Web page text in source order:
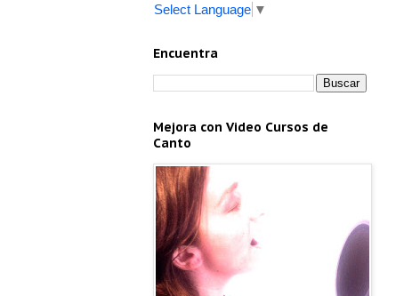
Select Language ▼
Encuentra
Mejora con Video Cursos de
Canto